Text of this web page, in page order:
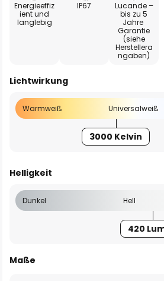
Energieeffiz
ient und
langlebig
IP67
Lucande –
bis zu 5
Jahre
Garantie
(siehe
Herstellera
ngaben)
Lichtwirkung
Warmweiß Universalweiß
3000 Kelvin
Helligkeit
Dunkel Hell
420
Maße